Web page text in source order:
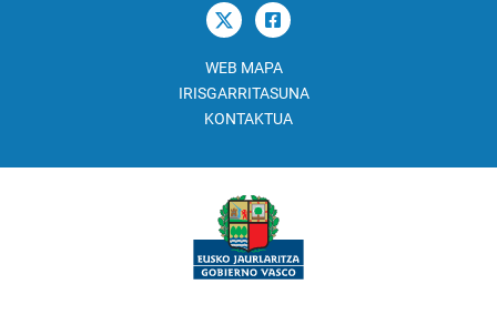
WEB MAPA
IRISGARRITASUNA
KONTAKTUA